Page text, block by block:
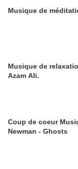
Musique de
Musique de
Azam Ali.
Coup de coeur
Newman - Ghosts